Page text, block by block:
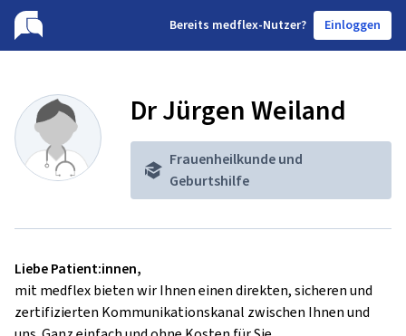
Bereits medflex-Nutzer? Einloggen
Dr Jürgen Weiland
Frauenheilkunde und
Geburtshilfe
Liebe Patient:innen,
mit medflex bieten wir Ihnen einen direkten, sicheren und
zertifizierten Kommunikationskanal zwischen Ihnen und